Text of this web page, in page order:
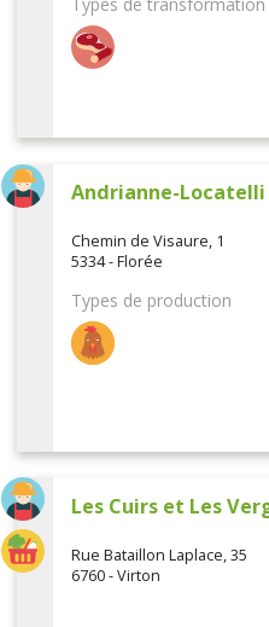
Types de transformation
Andrianne-
Chemin de Visaure, 1
5334 - Florée
Types de production
Les Cuirs et Les
Rue Bataillon Laplace, 35
6760 - Virton